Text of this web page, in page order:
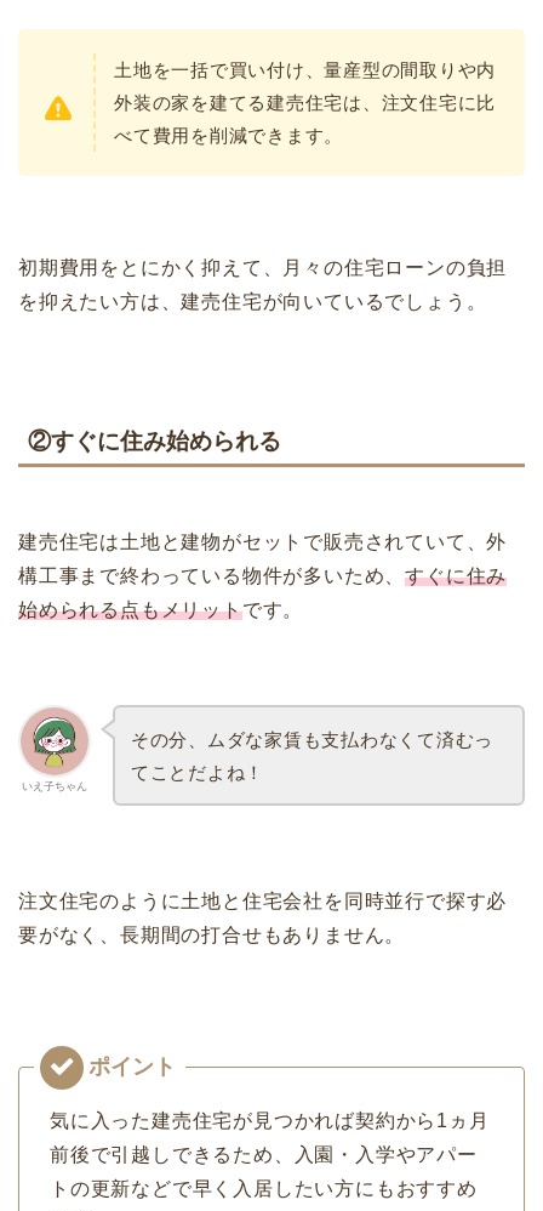
土地を一括で買い付け、量産型の間取りや内
外装の家を建てる建売住宅は、注文住宅に比
べて費用を削減できます。
初期費用をとにかく抑えて、月々の住宅ローンの負担
を抑えたい方は、建売住宅が向いているでしょう。
②すぐに住み始められる
建売住宅は土地と建物がセットで販売されていて、外
構工事まで終わっている物件が多いため、すぐに住み
始められる点もメリットです。
いえ子ちゃん
その分、ムダな家賃も支払わなくて済むっ
てことだよね！
注文住宅のように土地と住宅会社を同時並行で探す必
要がなく、長期間の打合せもありません。
気に入った建売住宅が見つかれば契約から1ヵ月
前後で引越しできるため、入園・入学やアパー
トの更新などで早く入居したい方にもおすすめ